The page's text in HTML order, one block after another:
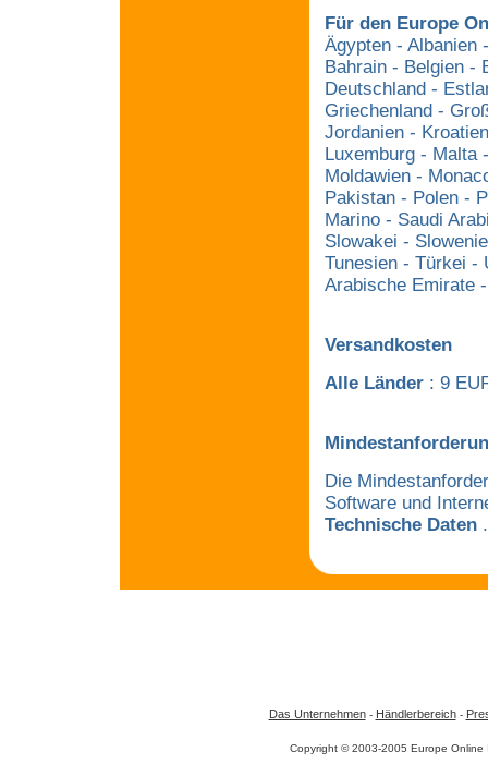
Für den Europe
Ägypten - Albanien
Bahrain - Belgien -
Deutschland -
Griechenland -
Jordanien -
Luxemburg - Malta
Moldawien -
Pakistan - Polen -
Marino - Saudi
Slowakei -
Tunesien - Türkei -
Arabische Emirate
Versandkosten
Alle Länder: 9
Die
Software und
Technische Daten .
Das Unternehmen- Händlerbereich-
Copyright © 2003-2005 Europe Online